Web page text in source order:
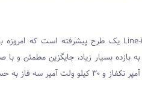
یک طرح پیشرفته است که امروزه
بازده بسیار زیاد، جایگزین مطمئن و با